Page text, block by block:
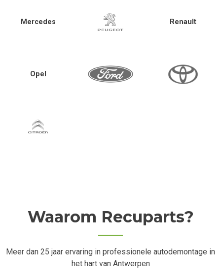
Mercedes Renault
Opel
Waarom Recuparts?
Meer dan 25 jaar ervaring in professionele autodemontage in
het hart van Antwerpen